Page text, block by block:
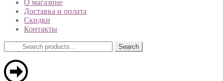
О магазине
Доставка и оплата
Скидки
Контакты
Search
for:
Search